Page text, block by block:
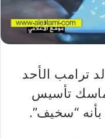
ترامب الأحد
ماسك تأسيس
“سخيف”.